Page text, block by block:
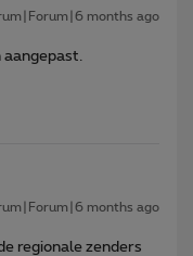
months ago
months ago
regionale zenders